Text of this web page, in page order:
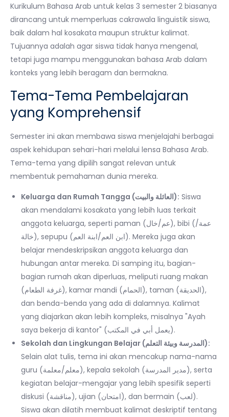
Kurikulum Bahasa Arab untuk kelas 3 semester 2 biasanya
dirancang untuk memperluas cakrawala linguistik siswa,
baik dalam hal kosakata maupun struktur kalimat.
Tujuannya adalah agar siswa tidak hanya mengenal,
tetapi juga mampu menggunakan bahasa Arab dalam
konteks yang lebih beragam dan bermakna.
Tema-Tema Pembelajaran
yang Komprehensif
Semester ini akan membawa siswa menjelajahi berbagai
aspek kehidupan sehari-hari melalui lensa Bahasa Arab.
Tema-tema yang dipilih sangat relevan untuk
membentuk pemahaman dunia mereka.
Keluarga dan Rumah Tangga (العائلة والبيت): Siswa
akan mendalami kosakata yang lebih luas terkait
anggota keluarga, seperti paman (عم/خال), bibi (عمة/
خالة), sepupu (ابن العم/ابنة العم). Mereka juga akan
belajar mendeskripsikan anggota keluarga dan
hubungan antar mereka. Di samping itu, bagian-
bagian rumah akan diperluas, meliputi ruang makan
(غرفة الطعام), kamar mandi (الحمام), taman (الحديقة),
dan benda-benda yang ada di dalamnya. Kalimat
yang diajarkan akan lebih kompleks, misalnya "Ayah
saya bekerja di kantor" (يعمل أبي في المكتب).
Sekolah dan Lingkungan Belajar (المدرسة وبيئة التعلم):
Selain alat tulis, tema ini akan mencakup nama-nama
guru (معلم/معلمة), kepala sekolah (مدير المدرسة), serta
kegiatan belajar-mengajar yang lebih spesifik seperti
diskusi (مناقشة), ujian (امتحان), dan bermain (لعب).
Siswa akan dilatih membuat kalimat deskriptif tentang